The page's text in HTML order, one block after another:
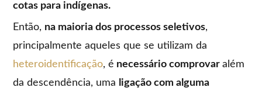
cotas para indígenas.
Então, na maioria dos processos seletivos,
principalmente aqueles que se utilizam da
heteroidentificação, é necessário comprovaralém
da descendência, uma
ligação com alguma